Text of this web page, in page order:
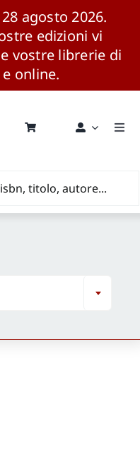
agosto 2026.
edizioni vi
vostre librerie di
online.